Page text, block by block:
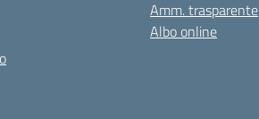
Amm. trasparente
Albo online